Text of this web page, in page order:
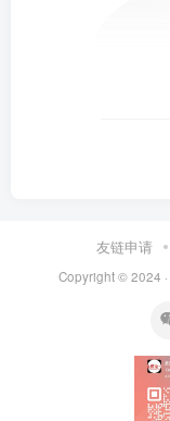
友链申请
Copyright © 2024 ·